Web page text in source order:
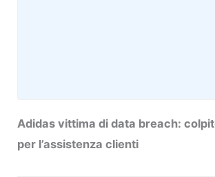
Adidas vittima di data breach:
per l’assistenza clienti